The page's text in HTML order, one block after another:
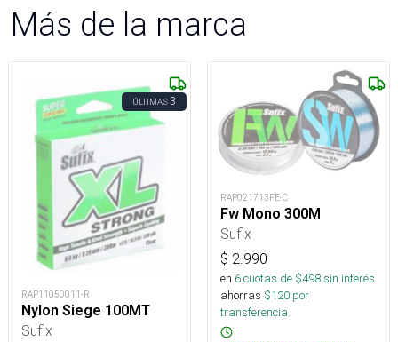
Más de la marca
ÚLTIMAS3
RAP11050011-R
Nylon Siege 100MT
Sufix
RAP021713FE-C
Fw Mono 300M
Sufix
$ 2.990
en 6cuotas de $498sin interés
ahorras $120 por
transferencia.